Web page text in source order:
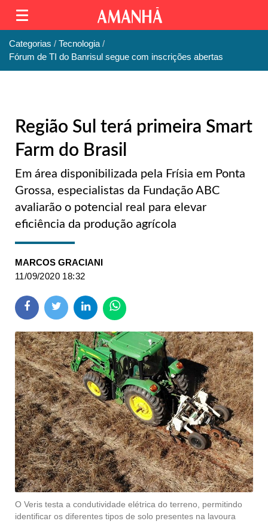
Categorias
Tecnologia
Fórum de TI do Banrisul segue com inscrições abertas
Região Sul terá primeira Smart
Farm do Brasil
Em área disponibilizada pela Frísia em Ponta
Grossa, especialistas da Fundação ABC
avaliarão o potencial real para elevar
eficiência da produção agrícola
MARCOS GRACIANI
11/09/2020 18:32
O Veris testa a condutividade elétrica do terreno, permitindo
identificar os diferentes tipos de solo presentes na lavoura